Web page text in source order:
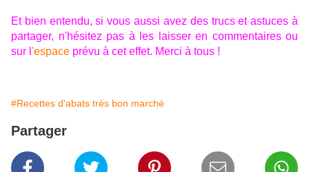
Et bien entendu, si vous aussi avez des trucs et astuces à
partager, n'hésitez pas à les laisser en commentaires ou
sur l 'espace prévu à cet effet. Merci à tous !
#Recettes d'abats très bon marché
Partager